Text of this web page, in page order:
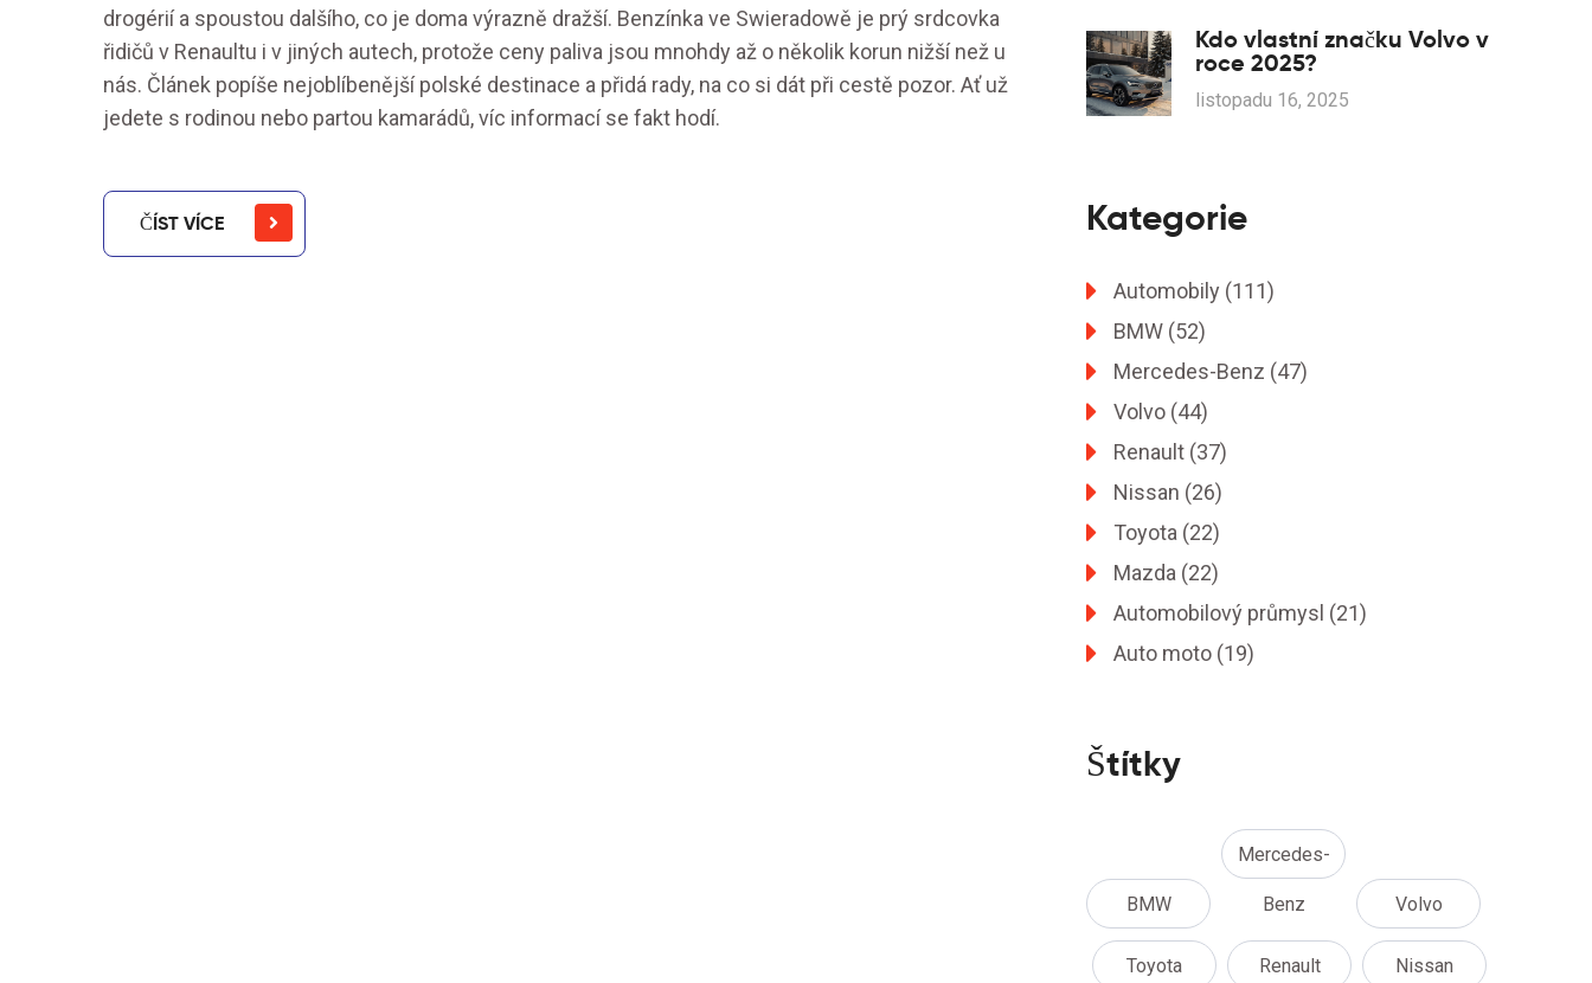
drogérií a spoustou dalšího, co je doma výrazně dražší. Benzínka ve Swieradowě je prý srdcovka
řidičů v Renaultu i v jiných autech, protože ceny paliva jsou mnohdy až o několik korun nižší než u
nás. Článek popíše nejoblíbenější polské destinace a přidá rady, na co si dát při cestě pozor. Ať už
jedete s rodinou nebo partou kamarádů, víc informací se fakt hodí.
ČÍST VÍCE
Kdo vlastní značku Volvo v
roce 2025?
listopadu 16, 2025
Kategorie
Automobily (111)
BMW (52)
Mercedes-Benz (47)
Volvo (44)
Renault (37)
Nissan (26)
Toyota (22)
Mazda (22)
Automobilový průmysl (21)
Auto moto (19)
Štítky
BMW
Mercedes-
Benz Volvo
Toyota Renault Nissan